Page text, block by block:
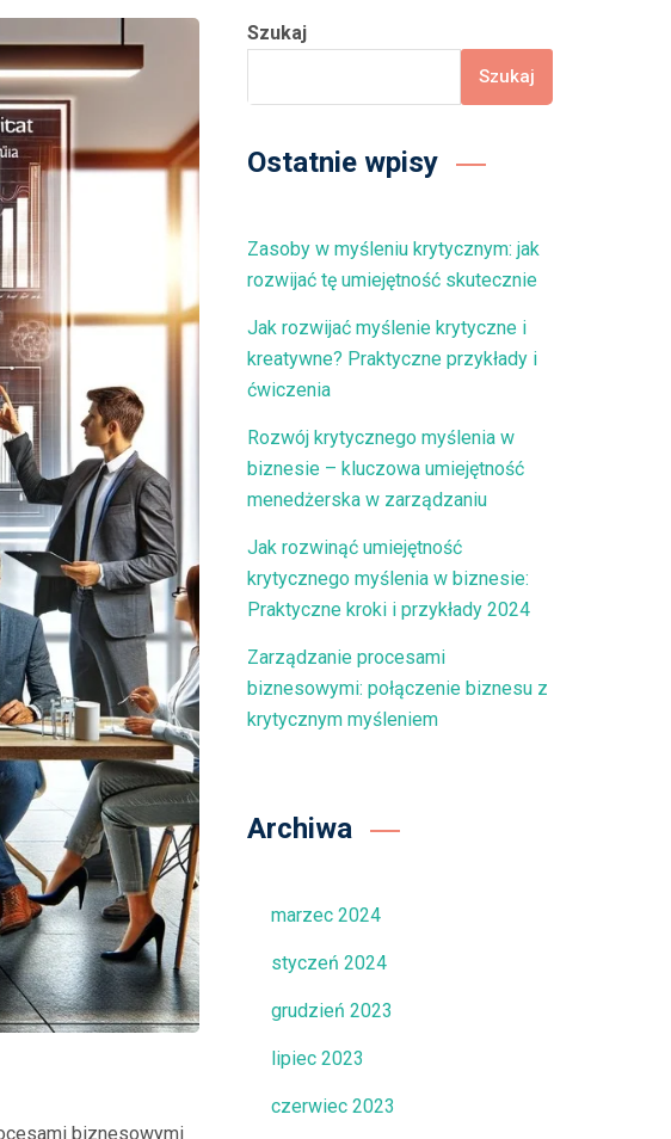
biznesowymi
Szukaj
Szukaj
Ostatnie wpisy
Zasoby w myśleniu krytycznym: jak
rozwijać tę umiejętność skutecznie
Jak rozwijać myślenie krytyczne i
kreatywne? Praktyczne przykłady i
ćwiczenia
Rozwój krytycznego myślenia w
biznesie – kluczowa umiejętność
menedżerska w zarządzaniu
Jak rozwinąć umiejętność
krytycznego myślenia w biznesie:
Praktyczne kroki i przykłady 2024
Zarządzanie procesami
biznesowymi: połączenie biznesu z
krytycznym myśleniem
Archiwa
marzec 2024
styczeń 2024
grudzień 2023
lipiec 2023
czerwiec 2023